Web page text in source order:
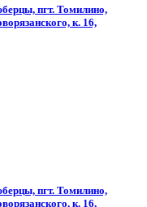
пгт. Томилино,
к. 16,
пгт. Томилино,
к. 16,